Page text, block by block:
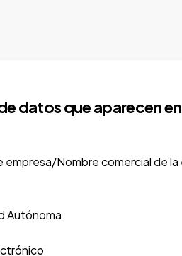
datos que aparecen
empresa/Nombre comercial de la
Autónoma